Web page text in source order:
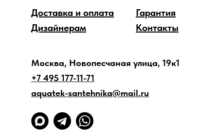
Дизайнерам
Доставка и оплата
Гарантия
Контакты
Москва, Новопесчаная улица, 19к1
+7 495 177-11-71
aquatek-santehnika@mail.ru